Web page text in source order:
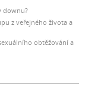
downu?
z veřejného života a
obtěžování a